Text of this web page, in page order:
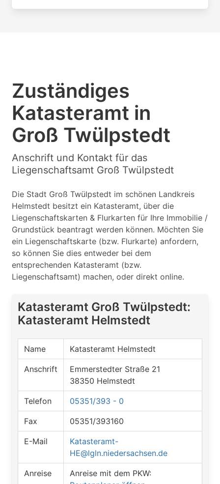
Zuständiges
Katasteramt in
Groß Twülpstedt
Anschrift und Kontakt für das
Liegenschaftsamt Groß Twülpstedt
Die Stadt Groß Twülpstedt im schönen Landkreis
Helmstedt besitzt ein Katasteramt, über die
Liegenschaftskarten & Flurkarten für Ihre Immobilie /
Grundstück beantragt werden können. Möchten Sie
ein Liegenschaftskarte (bzw. Flurkarte) anfordern,
so können Sie dies entweder bei dem
entsprechenden Katasteramt (bzw.
Liegenschaftsamt) machen, oder direkt online.
Katasteramt Groß Twülpstedt:
Katasteramt Helmstedt
Name Katasteramt Helmstedt
Anschrift
Emmerstedter Straße 21
38350 Helmstedt
Telefon 05351/393 - 0
Fax 05351/393160
E-Mail
Katasteramt-
HE@lgln.niedersachsen.de
Anreise
Anreise mit dem PKW: